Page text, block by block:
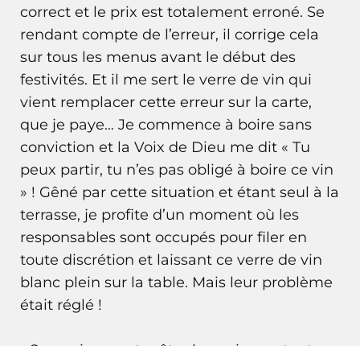
correct et le prix est totalement erroné. Se
rendant compte de l’erreur, il corrige cela
sur tous les menus avant le début des
festivités. Et il me sert le verre de vin qui
vient remplacer cette erreur sur la carte,
que je paye… Je commence à boire sans
conviction et la Voix de Dieu me dit « Tu
peux partir, tu n’es pas obligé à boire ce vin
» ! Gêné par cette situation et étant seul à la
terrasse, je profite d’un moment où les
responsables sont occupés pour filer en
toute discrétion et laissant ce verre de vin
blanc plein sur la table. Mais leur problème
était réglé !